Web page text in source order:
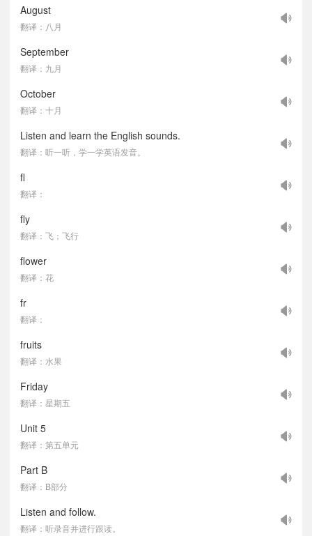
August
翻译：八月
September
翻译：九月
October
翻译：十月
Listen and learn the English sounds.
翻译：听一听，学一学英语发音。
fl
翻译：
fly
翻译：飞；飞行
flower
翻译：花
fr
翻译：
fruits
翻译：水果
Friday
翻译：星期五
Unit 5
翻译：第五单元
Part B
翻译：B部分
Listen and follow.
翻译：听录音并进行跟读。